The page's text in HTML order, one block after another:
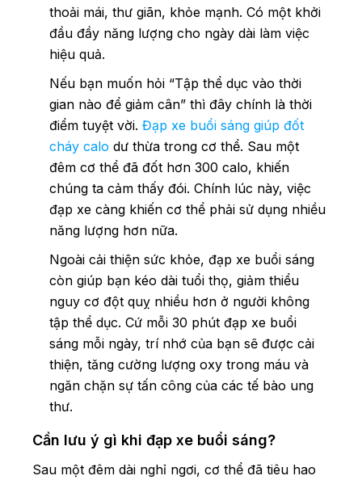
thoải mái, thư giãn, khỏe mạnh. Có một khởi
đầu đầy năng lượng cho ngày dài làm việc
hiệu quả.
Nếu bạn muốn hỏi “Tập thể dục vào thời
gian nào để giảm cân” thì đây chính là thời
điểm tuyệt vời. Đạp xe buổi sáng giúp đốt
cháy calo dư thừa trong cơ thể. Sau một
đêm cơ thể đã đốt hơn 300 calo, khiến
chúng ta cảm thấy đói. Chính lúc này, việc
đạp xe càng khiến cơ thể phải sử dụng nhiều
năng lượng hơn nữa.
Ngoài cải thiện sức khỏe, đạp xe buổi sáng
còn giúp bạn kéo dài tuổi thọ, giảm thiểu
nguy cơ đột quỵ nhiều hơn ở người không
tập thể dục. Cứ mỗi 30 phút đạp xe buổi
sáng mỗi ngày, trí nhớ của bạn sẽ được cải
thiện, tăng cường lượng oxy trong máu và
ngăn chặn sự tấn công của các tế bào ung
thư.
Cần lưu ý gì khi đạp xe buổi sáng?
Sau một đêm dài nghỉ ngơi, cơ thể đã tiêu hao